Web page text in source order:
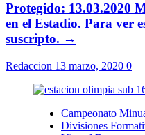
Protegido: 13.03.2020
en el Estadio. Para ver
suscripto. →
Redaccion 13 marzo, 2020 0
Campeonato
Divisiones